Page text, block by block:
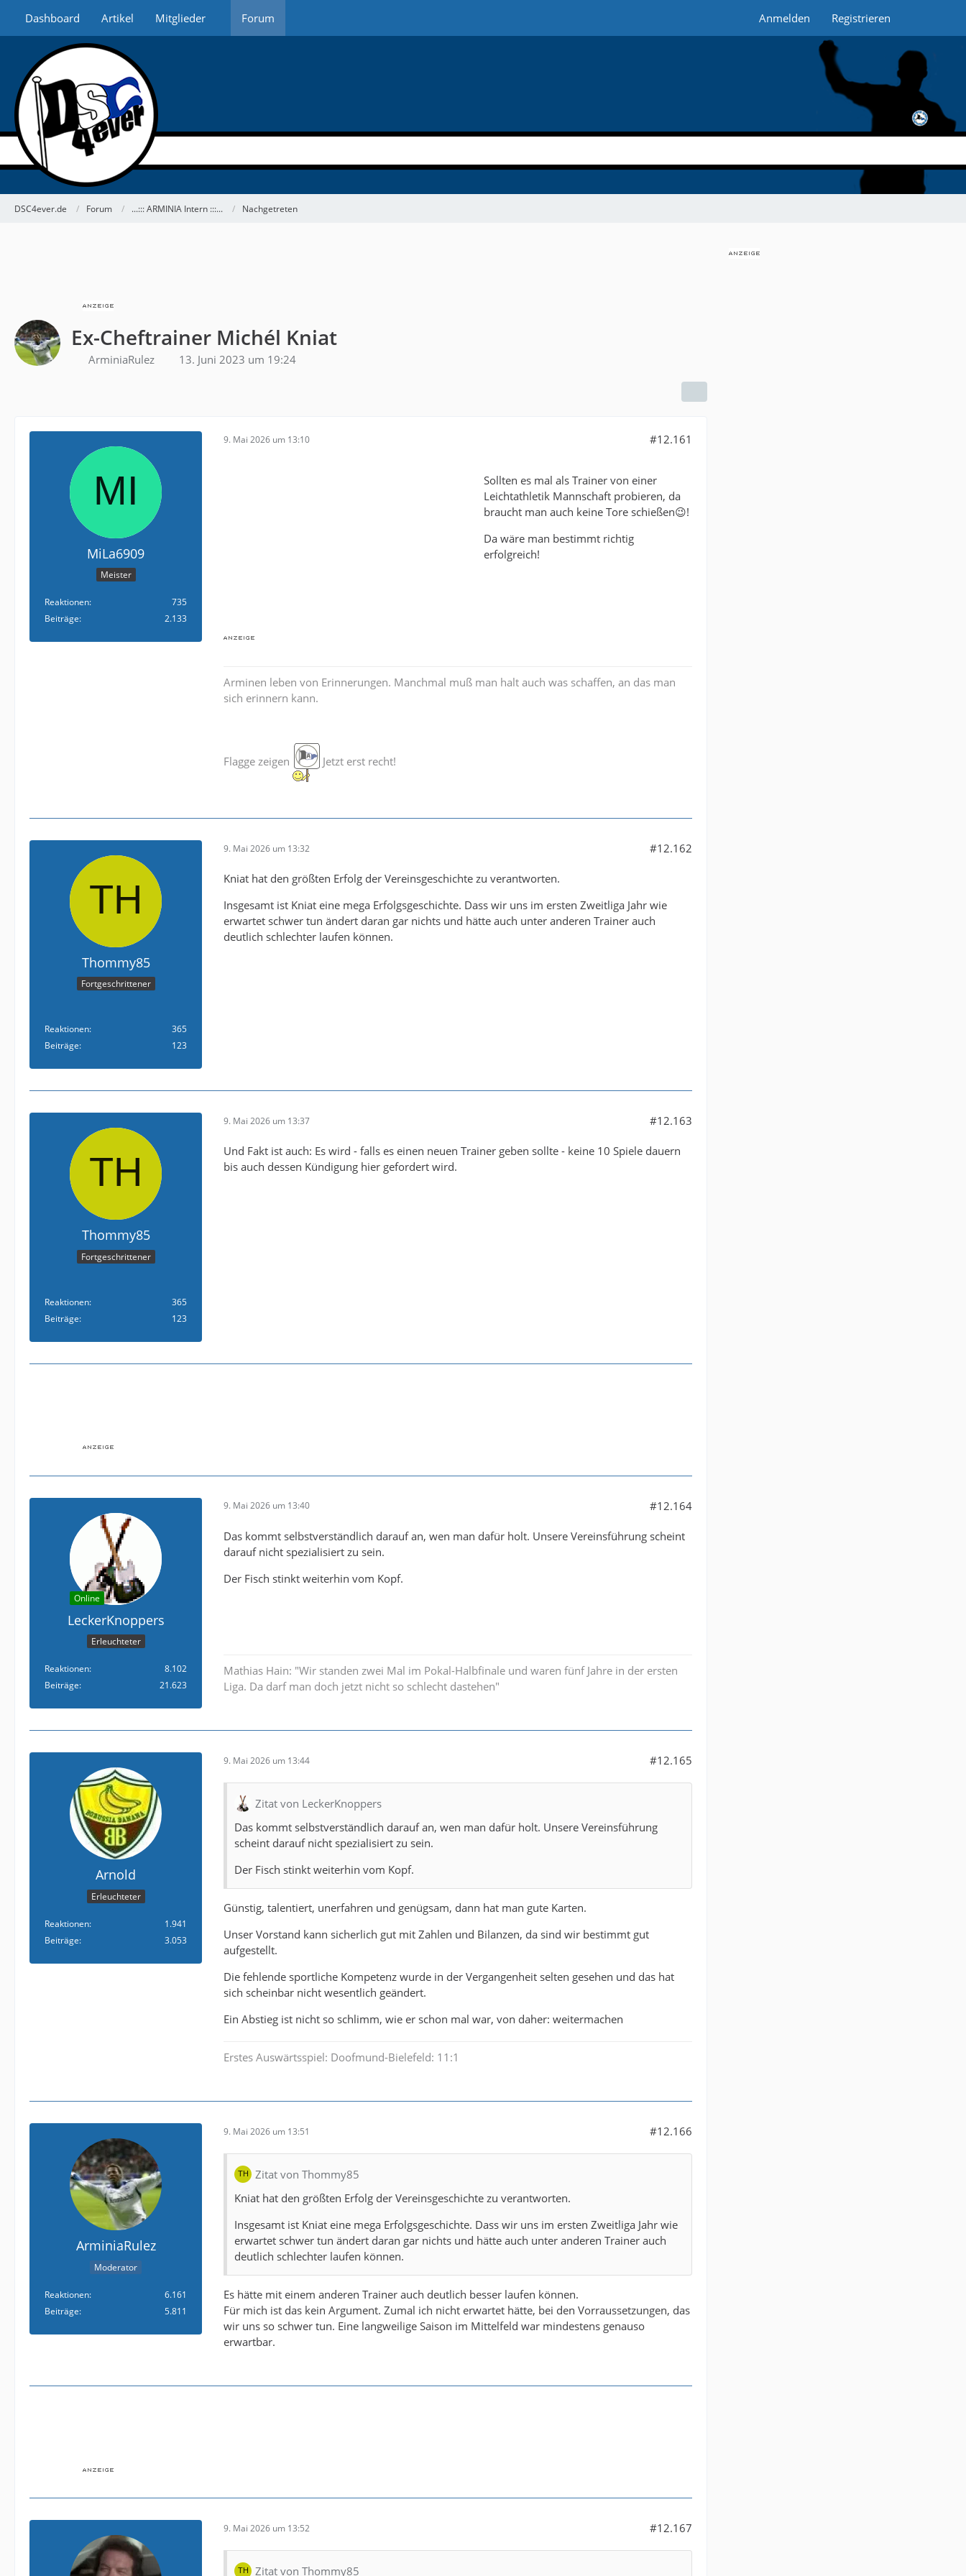
Dashboard Artikel Mitglieder Forum Anmelden Registrieren
DSC4ever.de Forum ...::: ARMINIA Intern :::... Nachgetreten
Ex-Cheftrainer Michél Kniat
ArminiaRulez 13. Juni 2023 um 19:24
MiLa6909
Meister
Reaktionen
735
Beiträge
2.133
9. Mai 2026 um 13:10 #12.161
Sollten es mal als Trainer von einer
Leichtathletik Mannschaft probieren, da
braucht man auch keine Tore schießen😉!
Da wäre man bestimmt richtig
erfolgreich!
Arminen leben von Erinnerungen. Manchmal muß man halt auch was schaffen, an das man
sich erinnern kann.
Flagge zeigen Jetzt erst recht!
Thommy85
Fortgeschrittener
Reaktionen
365
Beiträge
123
9. Mai 2026 um 13:32 #12.162
Kniat hat den größten Erfolg der Vereinsgeschichte zu verantworten.
Insgesamt ist Kniat eine mega Erfolgsgeschichte. Dass wir uns im ersten Zweitliga Jahr wie
erwartet schwer tun ändert daran gar nichts und hätte auch unter anderen Trainer auch
deutlich schlechter laufen können.
Thommy85
Fortgeschrittener
Reaktionen
365
Beiträge
123
9. Mai 2026 um 13:37 #12.163
Und Fakt ist auch: Es wird - falls es einen neuen Trainer geben sollte - keine 10 Spiele dauern
bis auch dessen Kündigung hier gefordert wird.
Online
LeckerKnoppers
Erleuchteter
Reaktionen
8.102
Beiträge
21.623
9. Mai 2026 um 13:40 #12.164
Das kommt selbstverständlich darauf an, wen man dafür holt. Unsere Vereinsführung scheint
darauf nicht spezialisiert zu sein.
Der Fisch stinkt weiterhin vom Kopf.
Mathias Hain: "Wir standen zwei Mal im Pokal-Halbfinale und waren fünf Jahre in der ersten
Liga. Da darf man doch jetzt nicht so schlecht dastehen"
Arnold
Erleuchteter
Reaktionen
1.941
Beiträge
3.053
9. Mai 2026 um 13:44 #12.165
Zitat von LeckerKnoppers
Das kommt selbstverständlich darauf an, wen man dafür holt. Unsere Vereinsführung
scheint darauf nicht spezialisiert zu sein.
Der Fisch stinkt weiterhin vom Kopf.
Günstig, talentiert, unerfahren und genügsam, dann hat man gute Karten.
Unser Vorstand kann sicherlich gut mit Zahlen und Bilanzen, da sind wir bestimmt gut
aufgestellt.
Die fehlende sportliche Kompetenz wurde in der Vergangenheit selten gesehen und das hat
sich scheinbar nicht wesentlich geändert.
Ein Abstieg ist nicht so schlimm, wie er schon mal war, von daher: weitermachen
Erstes Auswärtsspiel: Doofmund-Bielefeld: 11:1
ArminiaRulez
Moderator
Reaktionen
6.161
Beiträge
5.811
9. Mai 2026 um 13:51 #12.166
Zitat von Thommy85
Kniat hat den größten Erfolg der Vereinsgeschichte zu verantworten.
Insgesamt ist Kniat eine mega Erfolgsgeschichte. Dass wir uns im ersten Zweitliga Jahr wie
erwartet schwer tun ändert daran gar nichts und hätte auch unter anderen Trainer auch
deutlich schlechter laufen können.
Es hätte mit einem anderen Trainer auch deutlich besser laufen können.
Für mich ist das kein Argument. Zumal ich nicht erwartet hätte, bei den Vorraussetzungen, das
wir uns so schwer tun. Eine langweilige Saison im Mittelfeld war mindestens genauso
erwartbar.
9. Mai 2026 um 13:52 #12.167
Zitat von Thommy85